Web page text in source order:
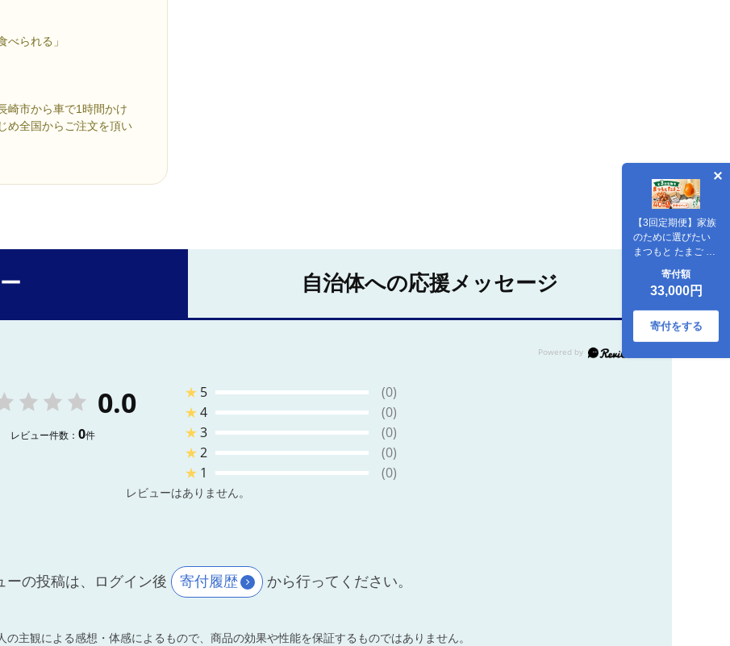
べられる」
崎市から車で1時間かけ
め全国からご注文を頂い
【3回定期便】家族
のために選びたい
まつもと たまご 40
[CCD002] 卵
寄付額
33,000円
寄付をする
自治体への応援メッセージ
0.0
レビュー件数： 0件
★ 5
(0)
★4
(0)
★3
(0)
★2
(0)
★ 1 (0)
レビューはありません。
ーの投稿は、ログイン後 寄付履歴 から行ってください。
主観による感想・体感によるもので、商品の効果や性能を保証するものではありません。